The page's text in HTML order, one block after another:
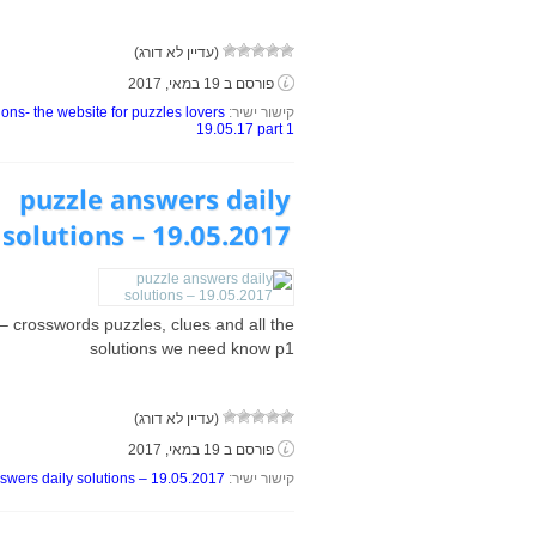
(עדיין לא דורג)
פורסם ב 19 במאי, 2017
קישור ישיר: the website for puzzles lovers
19.05.17 part 1
puzzle answers daily
solutions – 19.05.2017
crosswords puzzles, clues and all the
solutions we need know p1
(עדיין לא דורג)
פורסם ב 19 במאי, 2017
קישור ישיר: daily solutions – 19.05.2017